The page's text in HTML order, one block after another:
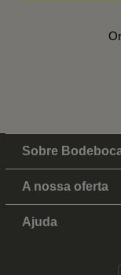
Sobre
A nossa oferta
Ajuda